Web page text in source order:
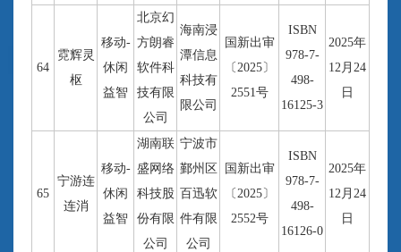
64
霓辉灵
枢
移动-
休闲
益智
北京幻
方朗睿
软件科
技有限
公司
海南浸
潭信息
科技有
限公司
国新出审
〔2025〕
2551号
ISBN
978-7-
498-
16125-3
2025年
12月24
日
65
宁游连
连消
移动-
休闲
益智
湖南联
盛网络
科技股
份有限
公司
宁波市
鄞州区
百迅软
件有限
公司
国新出审
〔2025〕
2552号
ISBN
978-7-
498-
16126-0
2025年
12月24
日